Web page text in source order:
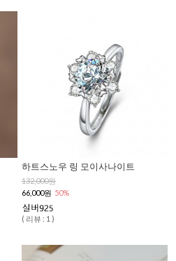
하트스노우 링 모이사나이트
132,000원
66,000원 50%
( 리뷰 : 1 )